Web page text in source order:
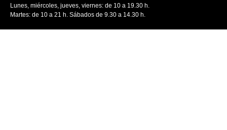
Lunes, miércoles, jueves, viernes: de 10 a 19.30 h.
Martes: de 10 a 21 h. Sábados de 9.30 a 14.30 h.